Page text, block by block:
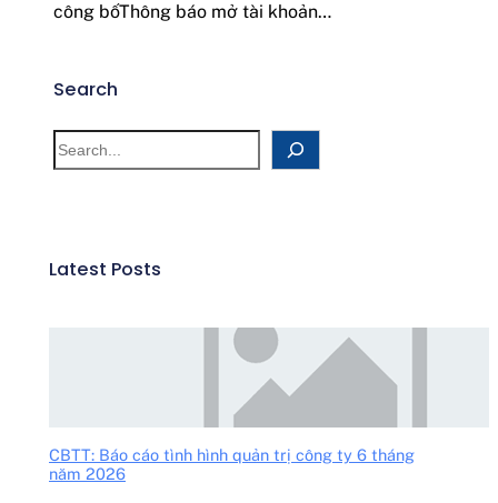
công bốThông báo mở tài khoản…
Search
Latest Posts
CBTT: Báo cáo tình hình quản trị công ty 6 tháng
năm 2026